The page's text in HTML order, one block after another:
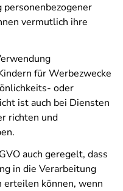
personenbezogener
vermutlich ihre
für Werbezwecke
oder
ist auch bei Diensten
richten und
auch geregelt, dass
in die Verarbeitung
erteilen können, wenn